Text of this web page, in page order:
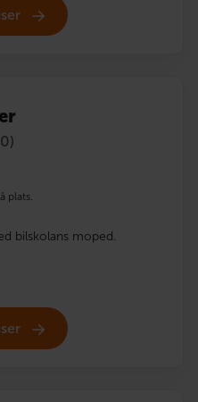
plats.
bilskolans moped.